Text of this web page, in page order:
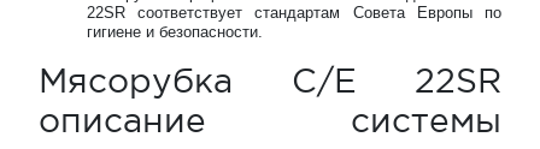
22SR соответствует стандартам Совета Европы по
гигиене и безопасности.
Мясорубка C/E 22SR
описание системы